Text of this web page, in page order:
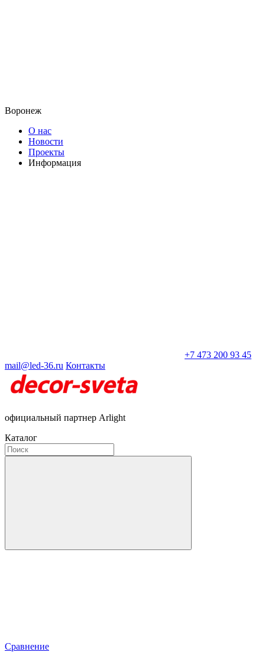
Воронеж
О нас
Новости
Проекты
Информация
+7 473 200 93 45
mail@led-36.ru Контакты
официальный партнер Arlight
Каталог
Сравнение